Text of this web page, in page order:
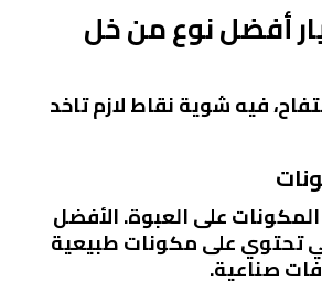
أفضل نوع من خل
فيه شوية نقاط لازم تاخد
على العبوة. الأفضل
تحتوي على مكونات طبيعية
صناعية.